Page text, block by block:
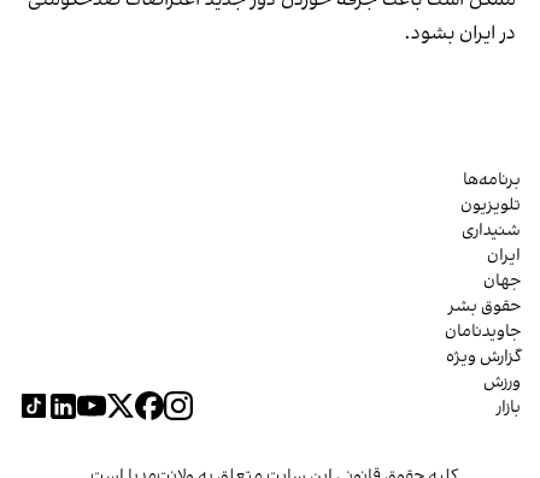
در ایران بشود.
برنامه‌ها
تلویزیون
شنیداری
ایران
جهان
حقوق بشر
جاویدنامان
گزارش ویژه
ورزش
بازار